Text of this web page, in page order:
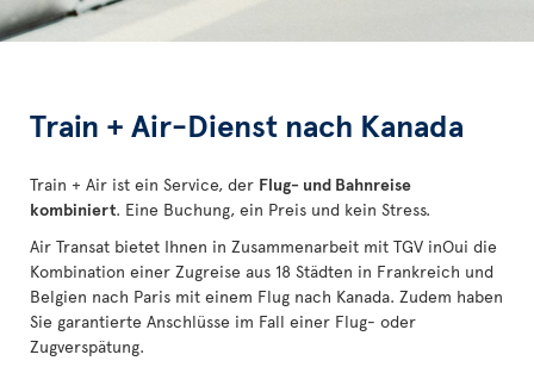
Train + Air-Dienst nach Kanada
Train + Air ist ein Service, der Flug- und Bahnreise
kombiniert. Eine Buchung, ein Preis und kein Stress.
Air Transat bietet Ihnen in Zusammenarbeit mit TGV inOui die
Kombination einer Zugreise aus 18 Städten in Frankreich und
Belgien nach Paris mit einem Flug nach Kanada. Zudem haben
Sie garantierte Anschlüsse im Fall einer Flug- oder
Zugverspätung.